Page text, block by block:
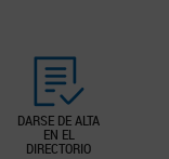
DARSE DE ALTA
EN EL
DIRECTORIO